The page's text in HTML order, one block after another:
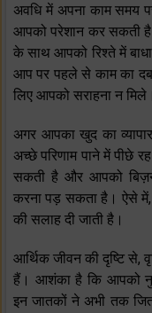
अवधि में अपना काम समय
आपको परेशान कर सकती
के साथ आपको रिश्ते में
आप पर पहले से काम का
लिए आपको सराहना न मिले।
अगर आपका खुद का
अच्छे परिणाम पाने में पीछे
सकती है और आपको
करना पड़ सकता है। ऐसे में,
की सलाह दी जाती है।
आर्थिक जीवन की दृष्टि से,
हैं। आशंका है कि आपको
इन जातकों ने अभी तक